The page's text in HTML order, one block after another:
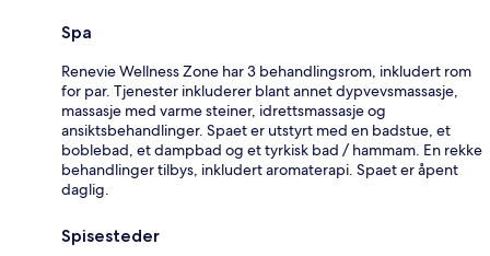
Spa
Renevie Wellness Zone har 3 behandlingsrom, inkludert rom
for par. Tjenester inkluderer blant annet dypvevsmassasje,
massasje med varme steiner, idrettsmassasje og
ansiktsbehandlinger. Spaet er utstyrt med en badstue, et
boblebad, et dampbad og et tyrkisk bad / hammam. En rekke
behandlinger tilbys, inkludert aromaterapi. Spaet er åpent
daglig.
Spisesteder